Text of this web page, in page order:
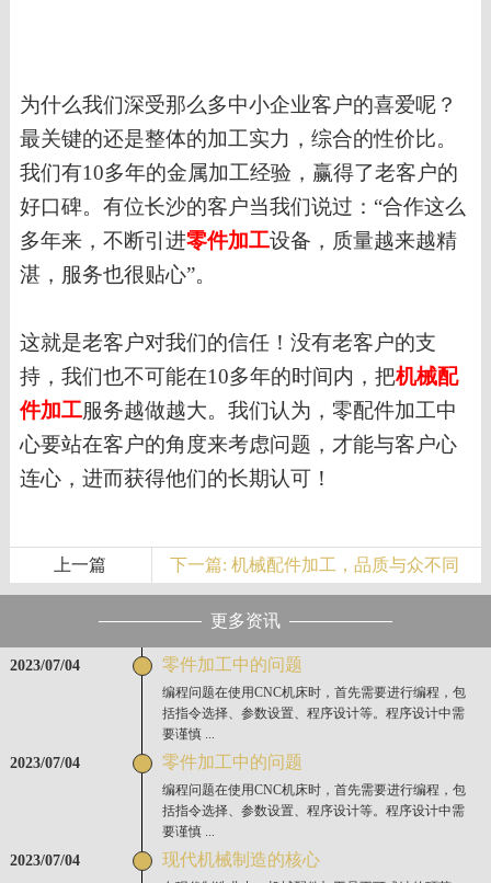
为什么我们深受那么多中小企业客户的喜爱呢？
最关键的还是整体的加工实力，综合的性价比。
我们有10多年的金属加工经验，赢得了老客户的
好口碑。 有位长沙的客户当我们说过 ： “合作这么
多年来，不断引进零件加工设备，质量越来越精
湛，服务也很贴心”。
这就是老客户对我们的信任！没有老客户的支
持，我们也不可能在10多年的时间内，把机械配
件加工服务越做越大。我们认为 ， 零配件加工中
心要站在客户的角度来考虑问题，才能与客户心
连心，进而获得他们的长期认可！
上一篇 下一篇: 机械配件加工，品质与众不同
更多资讯
2023/07/04 零件加工中的问题
编程问题在使用CNC机床时，首先需要进行编程，包
括指令选择、参数设置、程序设计等。程序设计中需
要谨慎 ...
2023/07/04 零件加工中的问题
编程问题在使用CNC机床时，首先需要进行编程，包
括指令选择、参数设置、程序设计等。程序设计中需
要谨慎 ...
2023/07/04 现代机械制造的核心